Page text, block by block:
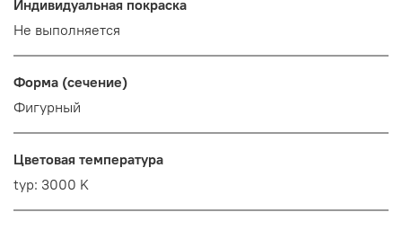
Индивидуальная покраска
Не выполняется
Форма (сечение)
Фигурный
Цветовая температура
typ: 3000 K